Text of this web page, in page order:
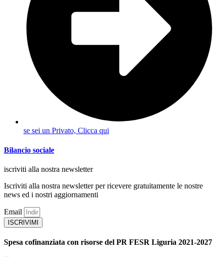
se sei un Privato, Clicca qui
Bilancio sociale
iscriviti alla nostra newsletter
Iscriviti alla nostra newsletter per ricevere gratuitamente le nostre
news ed i nostri aggiornamenti
Email
ISCRIVIMI
Spesa cofinanziata con risorse del PR FESR Liguria 2021-2027